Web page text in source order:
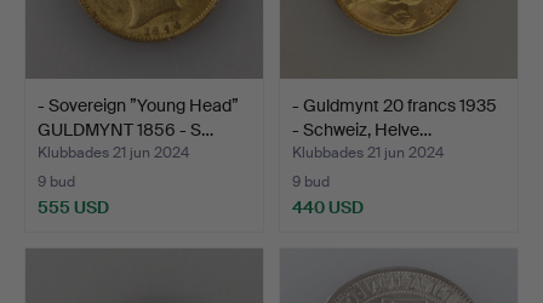
- Sovereign ”Young Head”
GULDMYNT 1856 - S…
Klubbades 21 jun 2024
9 bud
555 USD
- Guldmynt 20 francs 1935
- Schweiz, Helve…
Klubbades 21 jun 2024
9 bud
440 USD